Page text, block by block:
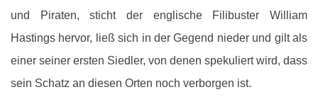
und Piraten, sticht der englische Filibuster William
Hastings hervor, ließ sich in der Gegend nieder und gilt als
einer seiner ersten Siedler, von denen spekuliert wird, dass
sein Schatz an diesen Orten noch verborgen ist.